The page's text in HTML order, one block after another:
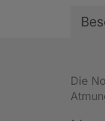
Die